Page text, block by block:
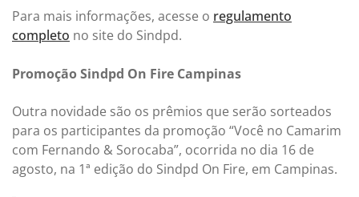
Para mais informações, acesse o regulamento
completo no site do Sindpd.
Promoção Sindpd On Fire Campinas
Outra novidade são os prêmios que serão sorteados
para os participantes da promoção “Você no Camarim
com Fernando & Sorocaba”, ocorrida no dia 16 de
agosto, na 1ª edição do Sindpd On Fire, em Campinas.